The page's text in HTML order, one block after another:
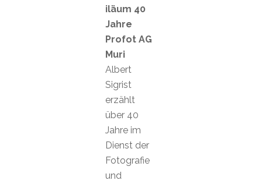
iläum 40
Jahre
Profot AG
Muri
Albert
Sigrist
erzählt
über 40
Jahre im
Dienst der
Fotografie
und